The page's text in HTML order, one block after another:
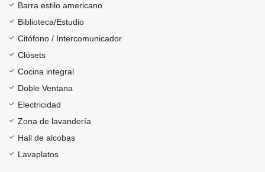
Barra estilo americano
Biblioteca/Estudio
Citófono / Intercomunicador
Clósets
Cocina integral
Doble Ventana
Electricidad
Zona de lavandería
Hall de alcobas
Lavaplatos